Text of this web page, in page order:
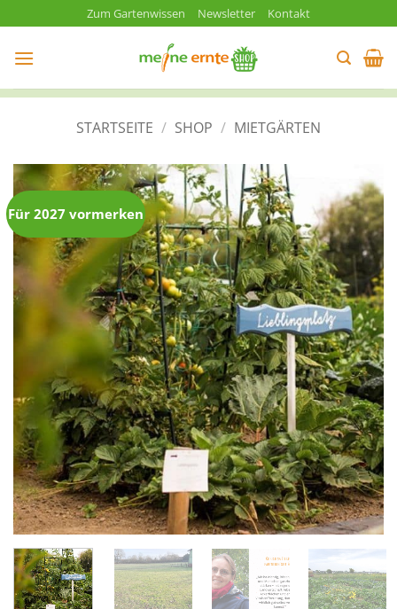
Inhalt
springen
Zum Gartenwissen Newsletter Kontakt
STARTSEITE / SHOP / MIETGÄRTEN
Für 2027 vormerken